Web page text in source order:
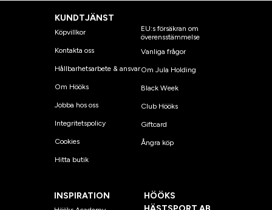
KUNDTJÄNST
Köpvillkor
Kontakta oss
Hållbarhetsarbete & ansvar
Om Hööks
Jobba hos oss
Integritetspolicy
Cookies
Hitta butik
EU:s försäkran om
överensstämmelse
Vanliga frågor
Om Jula Holding
Black Week
Club Hööks
Giftcard
Ångra köp
INSPIRATION
HÖÖKS